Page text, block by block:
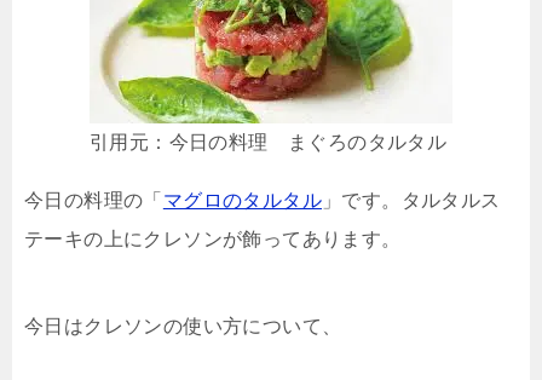
引用元：今日の料理 まぐろのタルタル
今日の料理の「 マグロのタルタル 」です。タルタルス
テーキの上にクレソンが飾ってあります。
今日はクレソンの使い方について、